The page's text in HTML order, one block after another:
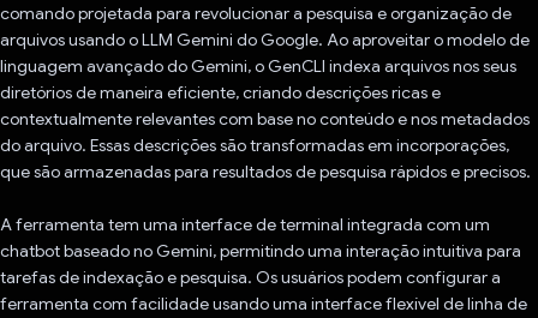
comando projetada para revolucionar a pesquisa e organização de
arquivos usando o LLM Gemini do Google. Ao aproveitar o modelo de
linguagem avançado do Gemini, o GenCLI indexa arquivos nos seus
diretórios de maneira eficiente, criando descrições ricas e
contextualmente relevantes com base no conteúdo e nos metadados
do arquivo. Essas descrições são transformadas em incorporações,
que são armazenadas para resultados de pesquisa rápidos e precisos.
A ferramenta tem uma interface de terminal integrada com um
chatbot baseado no Gemini, permitindo uma interação intuitiva para
tarefas de indexação e pesquisa. Os usuários podem configurar a
ferramenta com facilidade usando uma interface flexível de linha de